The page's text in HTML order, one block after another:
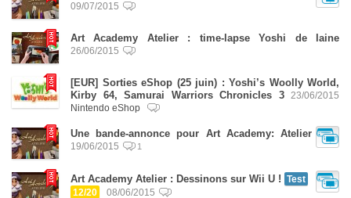
09/07/2015
Art Academy Atelier : time-lapse Yoshi de laine
26/06/2015
[EUR] Sorties eShop (25 juin) : Yoshi’s Woolly World,
Kirby 64, Samurai Warriors Chronicles 3
23/06/2015
Nintendo eShop
Une bande-annonce pour Art Academy: Atelier
19/06/2015 1
Art Academy Atelier : Dessinons sur Wii U !
Test
12/20
08/06/2015